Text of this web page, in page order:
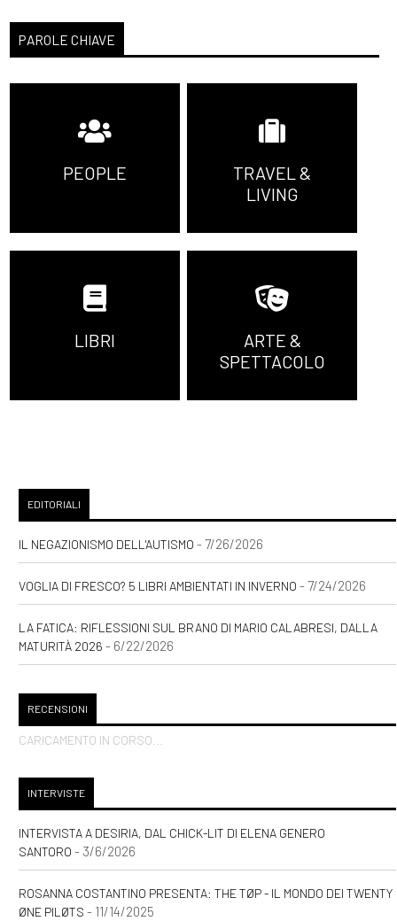
PAROLE CHIAVE
PEOPLE
TRAVEL &
LIVING
LIBRI
ARTE &
SPETTACOLO
EDITORIALI
IL NEGAZIONISMO DELL'AUTISMO - 7/26/2026
VOGLIA DI FRESCO? 5 LIBRI AMBIENTATI IN INVERNO - 7/24/2026
LA FATICA: RIFLESSIONI SUL BRANO DI MARIO CALABRESI, DALLA
MATURITÀ 2026 - 6/22/2026
RECENSIONI
CARICAMENTO IN CORSO...
INTERVISTE
INTERVISTA A DESIRIA, DAL CHICK-LIT DI ELENA GENERO
SANTORO - 3/6/2026
ROSANNA COSTANTINO PRESENTA: THE TØP - IL MONDO DEI TWENTY
ØNE PILØTS - 11/14/2025